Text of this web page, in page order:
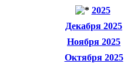
2025
Декабря 2025
Ноября 2025
Октября 2025